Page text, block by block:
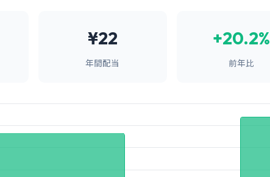
¥22
年間配当
+20.2%
前年比